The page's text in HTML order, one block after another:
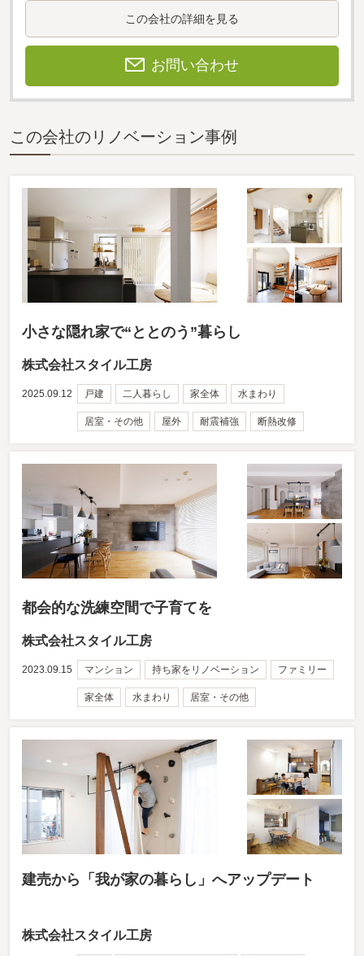
この会社の詳細を見る
お問い合わせ
この会社のリノベーション事例
小さな隠れ家で“ととのう”暮らし
株式会社スタイル工房
2025.09.12 戸建 二人暮らし 家全体 水まわり
居室・その他 屋外 耐震補強 断熱改修
都会的な洗練空間で⼦育てを
株式会社スタイル工房
2023.09.15 マンション 持ち家をリノベーション ファミリー
家全体 水まわり 居室・その他
建売から「我が家の暮らし」へアップデート
株式会社スタイル工房